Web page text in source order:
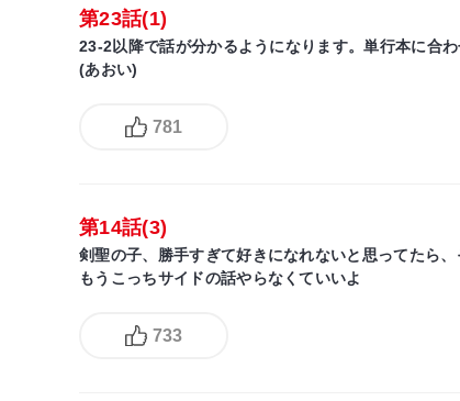
第23話(1)
23-2以降で話が分かるようになります。単行本に合
(あおい)
781
第14話(3)
剣聖の子、勝手すぎて好きになれないと思ってたら
もうこっちサイドの話やらなくていいよ
733